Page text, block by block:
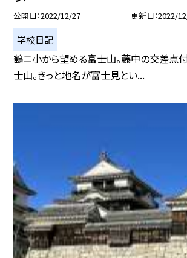
公開日 2022/12/27 更新日 2022/
学校日記
鶴ニ小から望める富士山。藤中の交差点
士山。きっと地名が富士見とい...